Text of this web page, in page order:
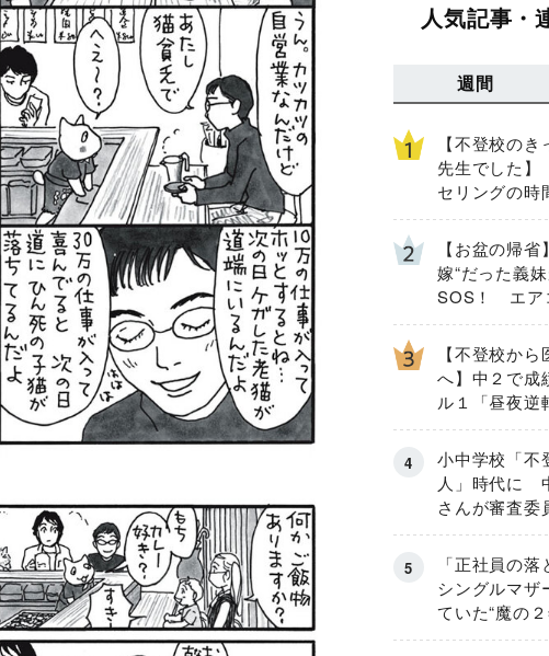
人気記事・
週間
【不登校のき
先生でした】
セリングの時
の情報をバラ
は…《第２話》
【お盆の帰省
嫁“だった義
SOS！ エア
し・肉禁止の
ールに変化
編〉
【不登校から
へ】中２で成
ル１「昼夜逆
わが子を”夜
出した母の気
小中学校「不
人」時代に
さんが審査委
登校生動画甲
2026」が開催
「正社員の落
シングルマザ
ていた“魔の
編】